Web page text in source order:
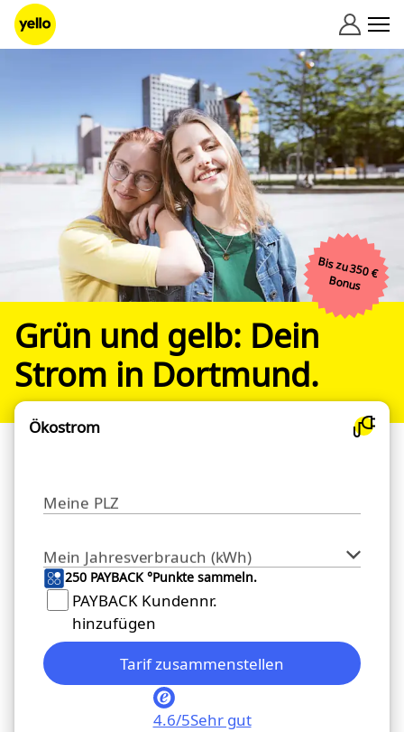
Zum Inhalt springen
Grün und gelb: Dein
Strom in Dortmund.
Bis zu 350 €
Bonus
Ökostrom
Meine PLZ
Mein Jahresverbrauch (kWh)
250 PAYBACK °Punkte sammeln.
PAYBACK Kundennr.
hinzufügen
Tarif zusammenstellen
4.6/5Sehr gut